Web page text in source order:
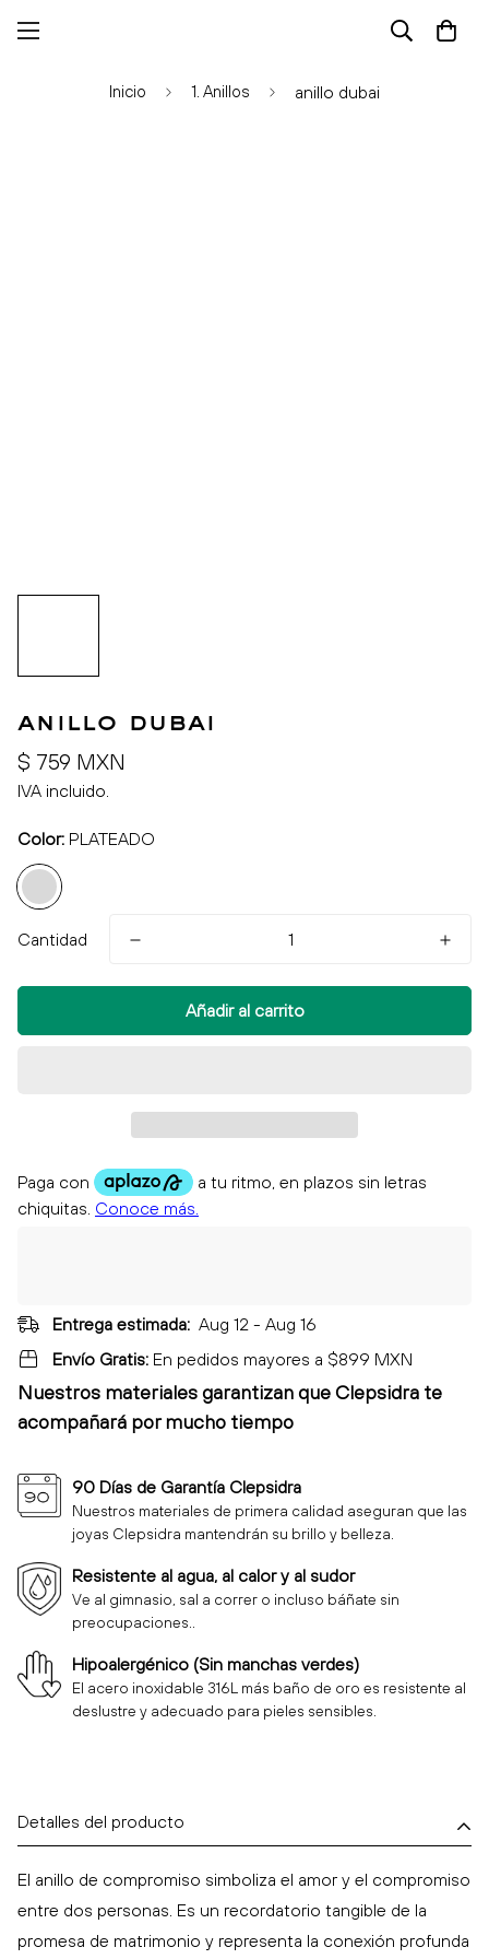
Inicio 1. Anillos anillo dubai
anillo dubai
Precio
regular
$ 759 MXN
IVA incluido.
Color: PLATEADO
Cantidad
Añadir al carrito
Entrega estimada: Aug 12 - Aug 16
Envío Gratis: En pedidos mayores a $899 MXN
Nuestros materiales garantizan que Clepsidra te
acompañará por mucho tiempo
90 Días de Garantía Clepsidra
Nuestros materiales de primera calidad aseguran que las
joyas Clepsidra mantendrán su brillo y belleza.
Resistente al agua, al calor y al sudor
Ve al gimnasio, sal a correr o incluso báñate sin
preocupaciones..
Hipoalergénico (Sin manchas verdes)
El acero inoxidable 316L más baño de oro es resistente al
deslustre y adecuado para pieles sensibles.
Detalles del producto
El anillo de compromiso simboliza el amor y el compromiso
entre dos personas. Es un recordatorio tangible de la
promesa de matrimonio y representa la conexión profunda